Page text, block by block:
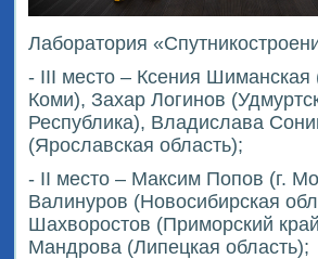
Лаборатория
- III место – Ксения Шиманская
Коми), Захар Логинов
Республика), Владислава
(Ярославская область);
- II место – Максим Попов (г.
Валинуров (Новосибирская
Шахворостов (Приморский
Мандрова (Липецкая область);